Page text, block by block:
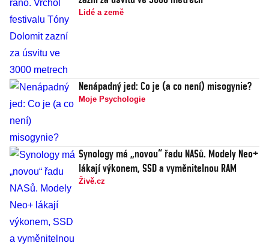
Lidé a země
Nenápadný jed: Co je (a co není) misogynie?
Moje Psychologie
Synology má „novou“ řadu NASů. Modely Neo+
lákají výkonem, SSD a vyměnitelnou RAM
Živě.cz